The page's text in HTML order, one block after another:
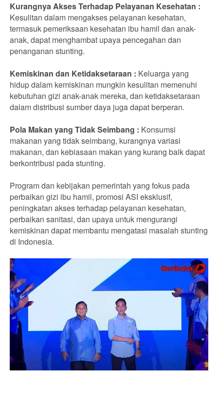
Kurangnya Akses Terhadap Pelayanan Kesehatan :
Kesulitan dalam mengakses pelayanan kesehatan,
termasuk pemeriksaan kesehatan ibu hamil dan anak-
anak, dapat menghambat upaya pencegahan dan
penanganan stunting.
Kemiskinan dan Ketidaksetaraan : Keluarga yang
hidup dalam kemiskinan mungkin kesulitan memenuhi
kebutuhan gizi anak-anak mereka, dan ketidaksetaraan
dalam distribusi sumber daya juga dapat berperan.
Pola Makan yang Tidak Seimbang : Konsumsi
makanan yang tidak seimbang, kurangnya variasi
makanan, dan kebiasaan makan yang kurang baik dapat
berkontribusi pada stunting.
Program dan kebijakan pemerintah yang fokus pada
perbaikan gizi ibu hamil, promosi ASI eksklusif,
peningkatan akses terhadap pelayanan kesehatan,
perbaikan sanitasi, dan upaya untuk mengurangi
kemiskinan dapat membantu mengatasi masalah stunting
di Indonesia.